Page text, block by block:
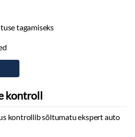
tagamiseks
kontroll
kontrollib sõltumatu ekspert auto